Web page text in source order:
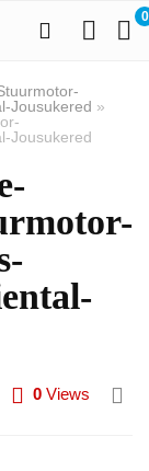
0
Jousukered »
Jousukered
0 Views